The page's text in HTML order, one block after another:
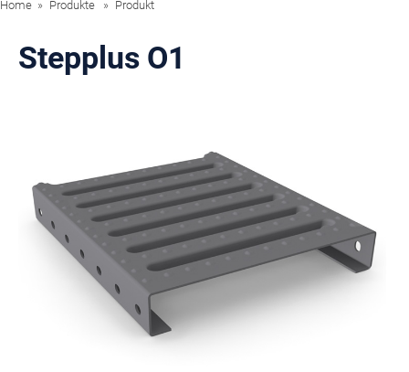
Home Produkte Produkt
Stepplus O1